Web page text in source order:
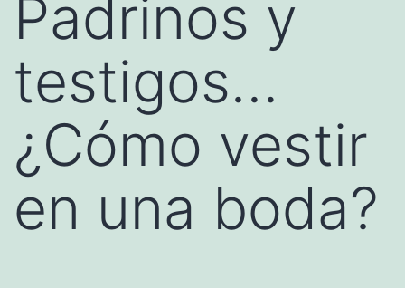
Padrinos y
testigos…
¿Cómo vestir
en una boda?